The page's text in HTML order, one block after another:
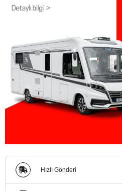
Hızlı Gönderi